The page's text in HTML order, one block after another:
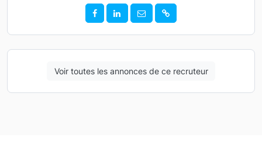
Voir toutes les annonces de ce recruteur